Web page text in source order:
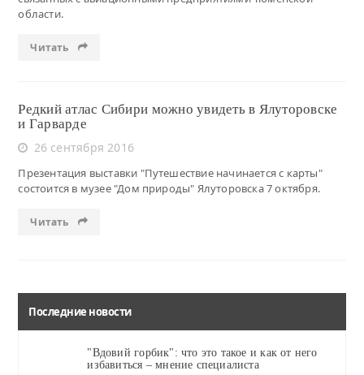
области.
Читать
Редкий атлас Сибири можно увидеть в Ялуторовске
и Гарварде
26 сентября 2016
Презентация выставки "Путешествие начинается с карты"
состоится в музее "Дом природы" Ялуторовска 7 октября.
Читать
Последние новости
"Вдовий горбик": что это такое и как от него
избавиться – мнение специалиста